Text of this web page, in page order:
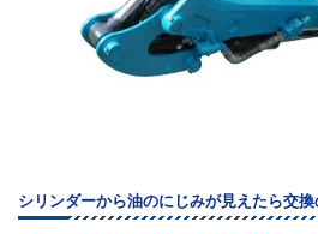
シリンダーから油のにじみが見えたら交